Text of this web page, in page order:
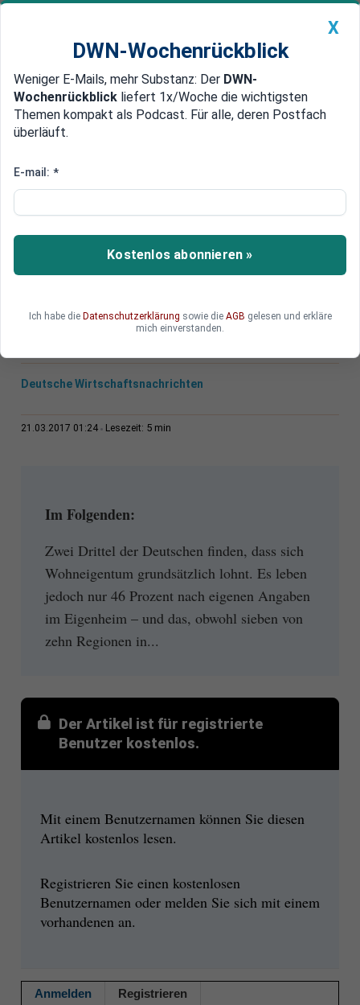
Newsticker MEIN DWN: Geldanlage Premium
Edelmetalle DWN-Magazin China
Noch keine Blase
Immobilien-Preise steigen in
einigen deutschen Städten
weiter
Eine neue Studie sieht einige Regionen in
weiter steigen dürften.
Deutsche Wirtschaftsnachrichten
21.03.2017 01:24 Lesezeit: 5 min
Im Folgenden:
Zwei Drittel der Deutschen finden, dass sich
Wohneigentum grundsätzlich lohnt. Es leben
jedoch nur 46 Prozent nach eigenen Angaben
im Eigenheim – und das, obwohl sieben von
zehn Regionen in...
Der Artikel ist für registrierte
Benutzer kostenlos.
Mit einem Benutzernamen können Sie diesen
Artikel kostenlos lesen.
Registrieren Sie einen kostenlosen
Benutzernamen oder melden Sie sich mit einem
vorhandenen an.
Anmelden Registrieren
X
DWN-Wochenrückblick
Weniger E-Mails, mehr Substanz: Der DWN-
Wochenrückblick liefert 1x/Woche die wichtigsten
Themen kompakt als Podcast. Für alle, deren Postfach
überläuft.
E-mail: *
Kostenlos abonnieren »
Ich habe die Datenschutzerklärung sowie die AGB gelesen und erkläre
mich einverstanden.